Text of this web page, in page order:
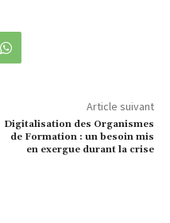
Article suivant
Digitalisation des Organismes
de Formation : un besoin mis
en exergue durant la crise